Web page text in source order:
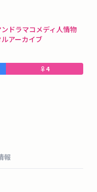
ドラマコメディ人情物
アーカイブ
♀4
報